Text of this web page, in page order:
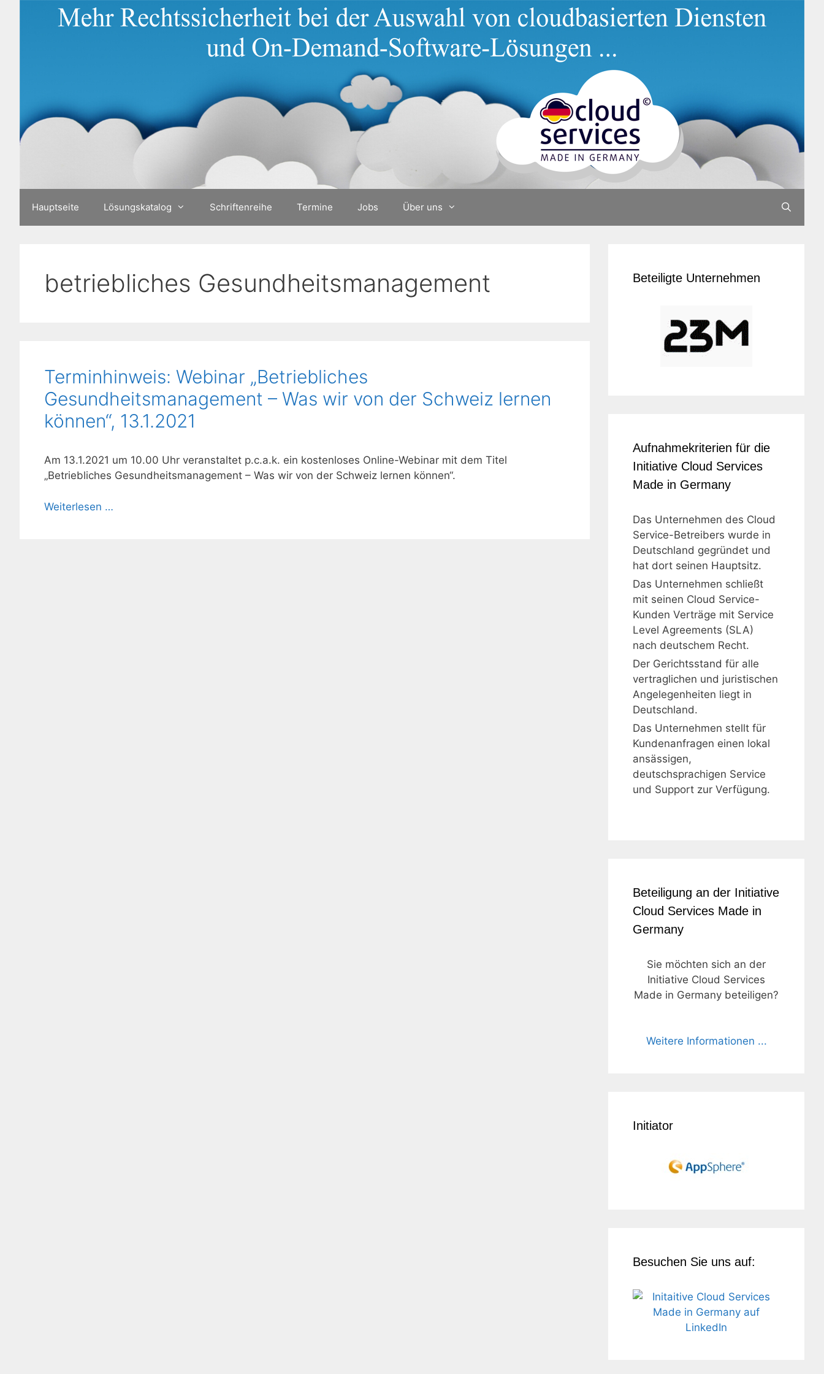
Hauptseite Lösungskatalog Schriftenreihe Termine Jobs Über uns
betriebliches Gesundheitsmanagement
Terminhinweis: Webinar „Betriebliches
Gesundheitsmanagement – Was wir von der Schweiz lernen
können“, 13.1.2021
Am 13.1.2021 um 10.00 Uhr veranstaltet p.c.a.k. ein kostenloses Online-Webinar mit dem Titel
„Betriebliches Gesundheitsmanagement – Was wir von der Schweiz lernen können“.
Weiterlesen …
Beteiligte Unternehmen
Aufnahmekriterien für die
Initiative Cloud Services
Made in Germany
Das Unternehmen des Cloud
Service-Betreibers wurde in
Deutschland gegründet und
hat dort seinen Hauptsitz.
Das Unternehmen schließt
mit seinen Cloud Service-
Kunden Verträge mit Service
Level Agreements (SLA)
nach deutschem Recht.
Der Gerichtsstand für alle
vertraglichen und juristischen
Angelegenheiten liegt in
Deutschland.
Das Unternehmen stellt für
Kundenanfragen einen lokal
ansässigen,
deutschsprachigen Service
und Support zur Verfügung.
Beteiligung an der Initiative
Cloud Services Made in
Germany
Sie möchten sich an der
Initiative Cloud Services
Made in Germany beteiligen?
Weitere Informationen ...
Initiator
Besuchen Sie uns auf: